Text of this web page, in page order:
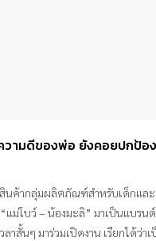
วามดีของพ่อ ยังคอยปกป้อ
นค้ากลุ่มผลิตภัณฑ์สำหรับเด็กและ
แม่โบว์ – น้องมะลิ” มาเป็นแบรน
ลาสั้นๆ มาร่วมเปิดงาน เรียกได้ว่า